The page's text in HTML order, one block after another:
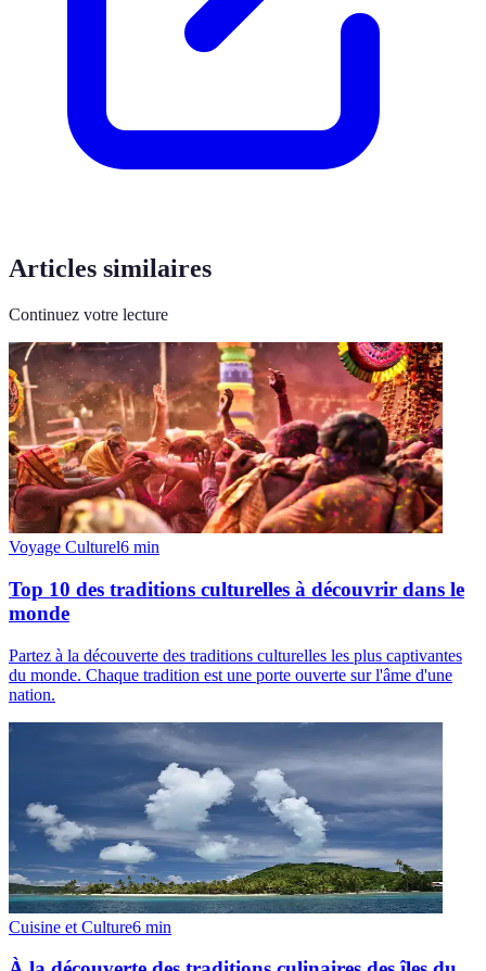
Articles similaires
Continuez votre lecture
Voyage Culturel6 min
Top 10 des traditions culturelles à découvrir dans le
monde
Partez à la découverte des traditions culturelles les plus captivantes
du monde. Chaque tradition est une porte ouverte sur l'âme d'une
nation.
Cuisine et Culture6 min